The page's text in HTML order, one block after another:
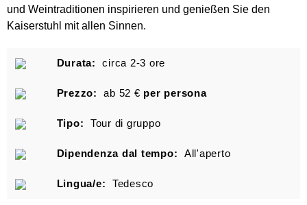
und Weintraditionen inspirieren und genießen Sie den
Kaiserstuhl mit allen Sinnen.
Durata: circa 2-3 ore
Prezzo: ab 52 € per persona
Tipo: Tour di gruppo
Dipendenza dal tempo: All'aperto
Lingua/e: Tedesco